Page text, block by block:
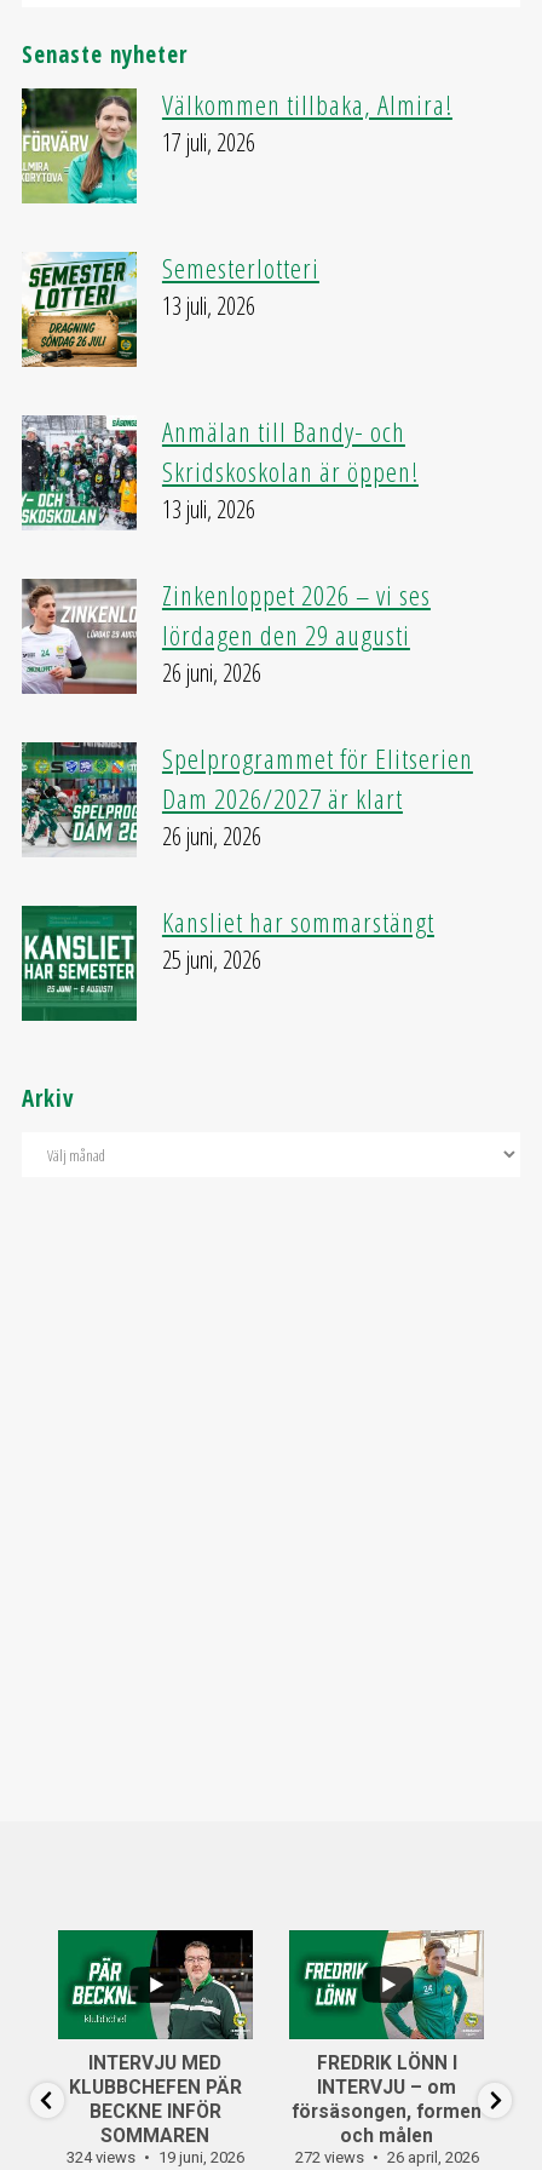
Senaste nyheter
Välkommen tillbaka, Almira!
17 juli, 2026
Semesterlotteri
13 juli, 2026
Anmälan till Bandy- och
Skridskoskolan är öppen!
13 juli, 2026
Zinkenloppet 2026 – vi ses
lördagen den 29 augusti
26 juni, 2026
Spelprogrammet för Elitserien
Dam 2026/2027 är klart
26 juni, 2026
Kansliet har sommarstängt
25 juni, 2026
Arkiv
...
14
0
INTERVJU MED
KLUBBCHEFEN PÄR
BECKNE INFÖR
SOMMAREN
324 views 19 juni, 2026
6
0
FREDRIK LÖNN I
INTERVJU – om
försäsongen, formen
och målen
272 views 26 april, 2026